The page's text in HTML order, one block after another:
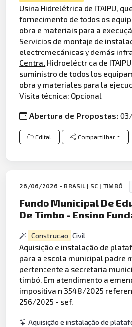
Usina Hidrelétrica de ITAIPU,
fornecimento de todos os
obra e materiais para a
Servicios de montaje de
electromecánicas y demás
Central Hidroeléctrica de
suministro de todos los
obra y materiales para la
Visita técnica: Opcional
Abertura de Propostas:
Edital Compartilhar
26/06/2026 - BRASIL | SC | TIMBÓ
Fundo Municipal De
De Timbo - Ensino
Construcao Civil
Aquisição e instalação de
para a escola municipal padre
pertencente a secretaria
timbó. Em atendimento a
impositiva n 3548/2025
256/2025 - sef.
Aquisição e instalação de